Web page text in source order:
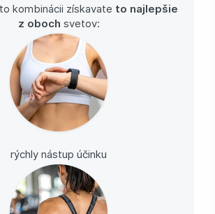
kombinácii získavate to najlepšie
z oboch svetov:
rýchly nástup účinku